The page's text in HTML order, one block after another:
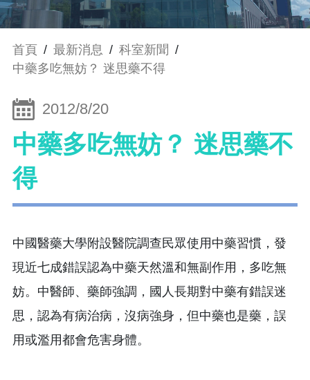
首頁 / 最新消息 / 科室新聞 /
中藥多吃無妨？ 迷思藥不得
2012/8/20
中藥多吃無妨？ 迷思藥不
得
中國醫藥大學附設醫院調查民眾使用中藥習慣，發
現近七成錯誤認為中藥天然溫和無副作用，多吃無
妨。中醫師、藥師強調，國人長期對中藥有錯誤迷
思，認為有病治病，沒病強身，但中藥也是藥，誤
用或濫用都會危害身體。